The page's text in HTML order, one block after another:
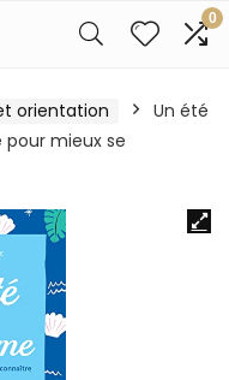
0
orientation
Un été
mieux se